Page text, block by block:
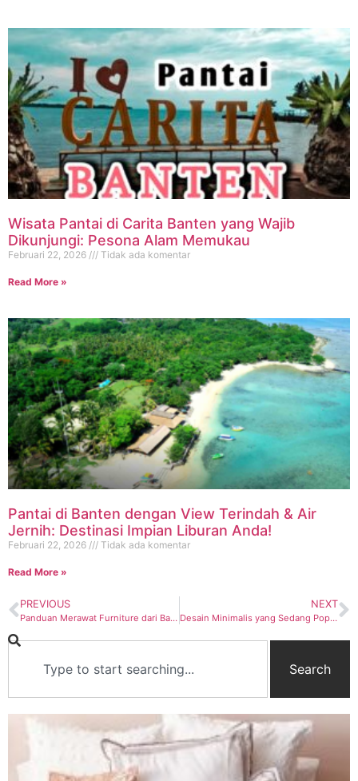
Wisata Pantai di Carita Banten yang Wajib
Dikunjungi: Pesona Alam Memukau
Februari 22, 2026 Tidak ada komentar
Read More »
Pantai di Banten dengan View Terindah & Air
Jernih: Destinasi Impian Liburan Anda!
Februari 22, 2026 Tidak ada komentar
Read More »
PREVIOUS
Panduan Merawat Furniture dari Bahan Kayu Jati
NEXT
Desain Minimalis yang Sedang Populer
Search